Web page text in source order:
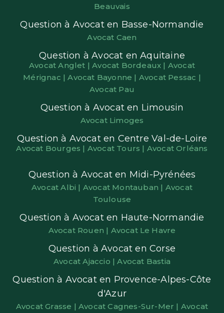
Beauvais
Question à Avocat en Basse-Normandie
Avocat Caen
Question à Avocat en Aquitaine
Avocat Anglet |Avocat Bordeaux | Avocat
Mérignac |Avocat Bayonne | Avocat Pessac |
Avocat Pau
Question à Avocat en Limousin
Avocat Limoges
Question à Avocat en Centre Val-de-Loire
Avocat Bourges | Avocat Tours | Avocat Orléans
Question à Avocat en Midi-Pyrénées
Avocat Albi | Avocat Montauban | Avocat
Toulouse
Question à Avocat en Haute-Normandie
Avocat Rouen | Avocat Le Havre
Question à Avocat en Corse
Avocat Ajaccio |Avocat Bastia
Question à Avocat en Provence-Alpes-Côte
d'Azur
Avocat Grasse |Avocat Cagnes-Sur-Mer | Avocat